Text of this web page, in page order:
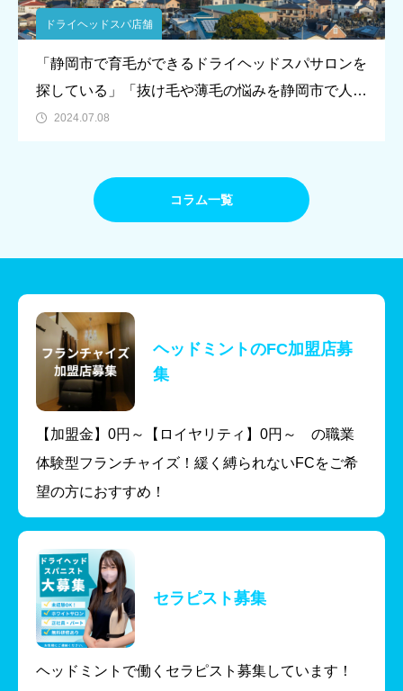
ドライヘッドスパ店舗
「静岡市で育毛ができるドライヘッドスパサロンを
探している」「抜け毛や薄毛の悩みを静岡市で人気
のドライヘッドスパサロンで改善予防したい」今回
2024.07.08
コラム一覧
ヘッドミントのFC加盟店募
集
【加盟金】0円～【ロイヤリティ】0円～ の職業
体験型フランチャイズ！緩く縛られないFCをご希
望の方におすすめ！
セラピスト募集
ヘッドミントで働くセラピスト募集しています！